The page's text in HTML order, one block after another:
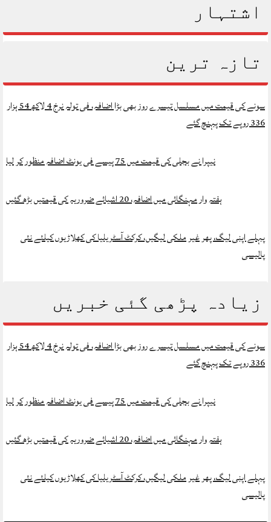
اشتہار
تازہ ترین
سونے کی قیمت میں مسلسل تیسرے روز بھی بڑا اضافہ، فی تولہ نرخ 4 لاکھ 54 ہزار
336 روپے تک پہنچ گئے
نیپرا نے بجلی کی قیمت میں 75 پیسے فی یونٹ اضافہ منظور کر لیا
ہفتہ وار مہنگائی میں اضافہ، 20 اشیائے ضروریہ کی قیمتیں بڑھ گئیں
پہلے اپنی لیگ، پھر غیر ملکی لیگیں، کرکٹ آسٹریلیا کی کھلاڑیوں کیلئے نئی
پالیسی
زیادہ پڑھی گئی خبریں
سونے کی قیمت میں مسلسل تیسرے روز بھی بڑا اضافہ، فی تولہ نرخ 4 لاکھ 54 ہزار
336 روپے تک پہنچ گئے
نیپرا نے بجلی کی قیمت میں 75 پیسے فی یونٹ اضافہ منظور کر لیا
ہفتہ وار مہنگائی میں اضافہ، 20 اشیائے ضروریہ کی قیمتیں بڑھ گئیں
پہلے اپنی لیگ، پھر غیر ملکی لیگیں، کرکٹ آسٹریلیا کی کھلاڑیوں کیلئے نئی
پالیسی